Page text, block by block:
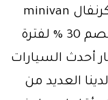
ايجار فان كيا كرنفال استأجر كيا كرنفال minivan
بالسائق 01101727711 استمتع بخصم 30 % لفترة
أحدث السيارات
العديد من